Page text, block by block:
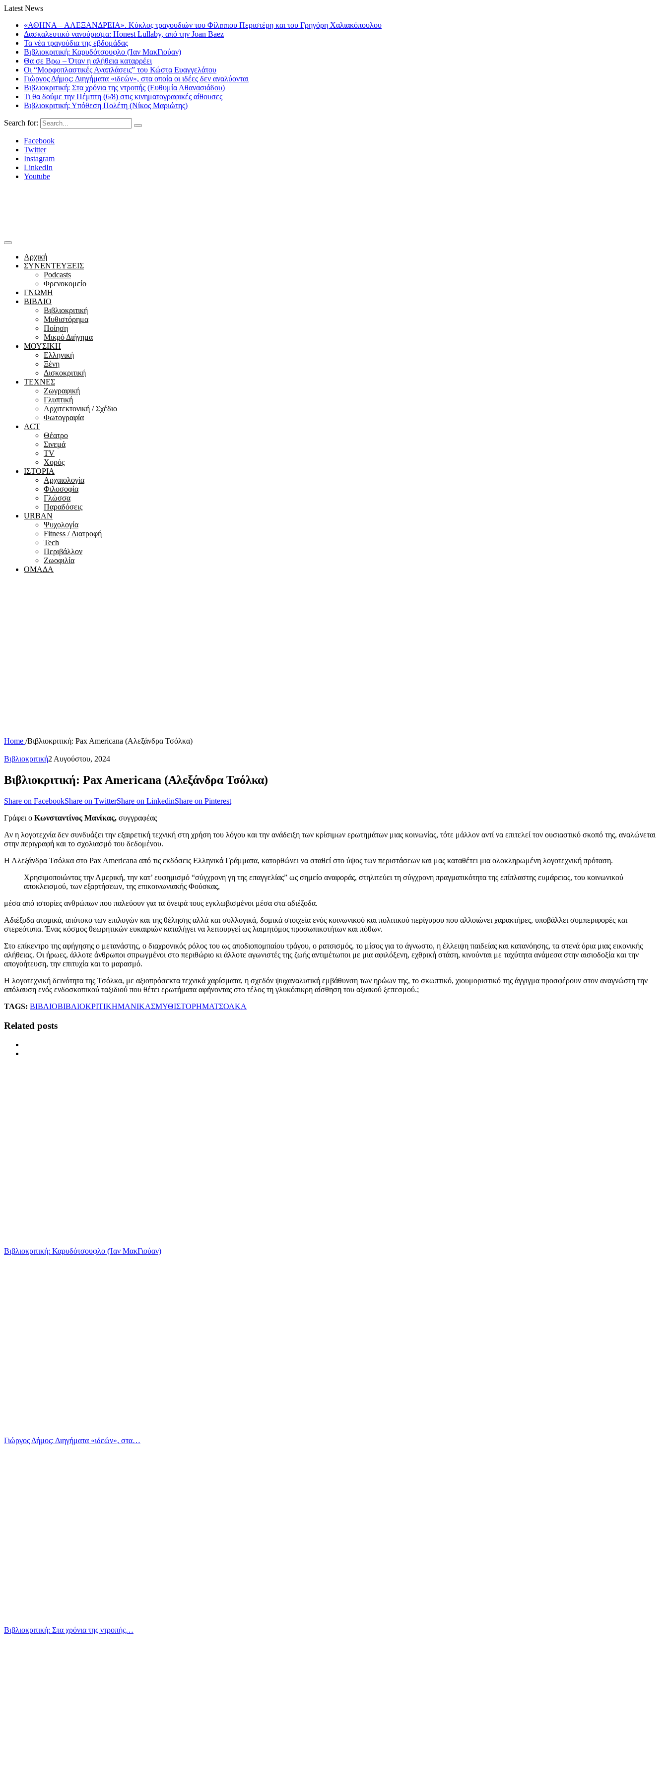
Latest News
«ΑΘΗΝΑ – ΑΛΕΞΑΝΔΡΕΙΑ». Κύκλος τραγουδιών του Φίλιππου Περιστέρη και του Γρηγόρη Χαλιακόπουλου
Δασκαλευτικό νανούρισμα: Honest Lullaby, από την Joan Baez
Τα νέα τραγούδια της εβδομάδας
Βιβλιοκριτική: Καρυδότσουφλο (Ίαν ΜακΓιούαν)
Θα σε Βρω – Όταν η αλήθεια καταρρέει
Οι “Μορφοπλαστικές Αναπλάσεις” του Κώστα Ευαγγελάτου
Γιώργος Δήμος: Διηγήματα «ιδεών», στα οποία οι ιδέες δεν αναλύονται
Βιβλιοκριτική: Στα χρόνια της ντροπής (Ευθυμία Αθανασιάδου)
Τι θα δούμε την Πέμπτη (6/8) στις κινηματογραφικές αίθουσες
Βιβλιοκριτική: Υπόθεση Πολέτη (Νίκος Μαριώτης)
Search for:
Facebook
Twitter
Instagram
LinkedIn
Youtube
Αρχική
ΣΥΝΕΝΤΕΥΞΕΙΣ
Podcasts
Φρενοκομείο
ΓΝΩΜΗ
ΒΙΒΛΙΟ
Βιβλιοκριτική
Μυθιστόρημα
Ποίηση
Μικρό Διήγημα
ΜΟΥΣΙΚΗ
Ελληνική
Ξένη
Δισκοκριτική
ΤΕΧΝΕΣ
Ζωγραφική
Γλυπτική
Αρχιτεκτονική / Σχέδιο
Φωτογραφία
ACT
Θέατρο
Σινεμά
ΤV
Χορός
ΙΣΤΟΡΙΑ
Αρχαιολογία
Φιλοσοφία
Γλώσσα
Παραδόσεις
URBAN
Ψυχολογία
Fitness / Διατροφή
Tech
Περιβάλλον
Ζωοφιλία
ΟΜΑΔΑ
Home /Βιβλιοκριτική: Pax Americana (Αλεξάνδρα Τσόλκα)
Βιβλιοκριτική2 Αυγούστου, 2024
Βιβλιοκριτική: Pax Americana (Αλεξάνδρα Τσόλκα)
Share on FacebookShare on TwitterShare on LinkedinShare on Pinterest
Γράφει ο Κωνσταντίνος Μανίκας, συγγραφέας
Αν η λογοτεχνία δεν συνδυάζει την εξαιρετική τεχνική στη χρήση του λόγου και την ανάδειξη των κρίσιμων ερωτημάτων μιας κοινωνίας, τότε μάλλον αντί να επιτελεί τον ουσιαστικό σκοπό της, αναλώνεται
στην περιγραφή και το σχολιασμό του δεδομένου.
Η Αλεξάνδρα Τσόλκα στο Pax Americana από τις εκδόσεις Ελληνικά Γράμματα, κατορθώνει να σταθεί στο ύψος των περιστάσεων και μας καταθέτει μια ολοκληρωμένη λογοτεχνική πρόταση.
Χρησιμοποιώντας την Αμερική, την κατ’ ευφημισμό “σύγχρονη γη της επαγγελίας” ως σημείο αναφοράς, στηλιτεύει τη σύγχρονη πραγματικότητα της επίπλαστης ευμάρειας, του κοινωνικού
αποκλεισμού, των εξαρτήσεων, της επικοινωνιακής Φούσκας,
μέσα από ιστορίες ανθρώπων που παλεύουν για τα όνειρά τους εγκλωβισμένοι μέσα στα αδιέξοδα.
Αδιέξοδα ατομικά, απότοκο των επιλογών και της θέλησης αλλά και συλλογικά, δομικά στοιχεία ενός κοινωνικού και πολιτικού περίγυρου που αλλοιώνει χαρακτήρες, υποβάλλει συμπεριφορές και
στερεότυπα. Ένας κόσμος θεωρητικών ευκαιριών καταλήγει να λειτουργεί ως λαιμητόμος προσωπικοτήτων και πόθων.
Στο επίκεντρο της αφήγησης ο μετανάστης, ο διαχρονικός ρόλος του ως αποδιοπομπαίου τράγου, ο ρατσισμός, το μίσος για το άγνωστο, η έλλειψη παιδείας και κατανόησης, τα στενά όρια μιας εικονικής
αλήθειας. Οι ήρωες, άλλοτε άνθρωποι σπρωγμένοι στο περιθώριο κι άλλοτε αγωνιστές της ζωής αντιμέτωποι με μια αφιλόξενη, εχθρική στάση, κινούνται με ταχύτητα ανάμεσα στην αισιοδοξία και την
απογοήτευση, την επιτυχία και το μαρασμό.
Η λογοτεχνική δεινότητα της Τσόλκα, με αξιοπρόσεκτα τεχνικά χαρίσματα, η σχεδόν ψυχαναλυτική εμβάθυνση των ηρώων της, το σκωπτικό, χιουμοριστικό της άγγιγμα προσφέρουν στον αναγνώστη την
απόλαυση ενός ενδοσκοπικού ταξιδιού που θέτει ερωτήματα αφήνοντας στο τέλος τη γλυκόπικρη αίσθηση του αξιακού ξεπεσμού.;
TAGS: ΒΙΒΛΙΟΒΙΒΛΙΟΚΡΙΤΙΚΗΜΑΝΙΚΑΣΜΥΘΙΣΤΟΡΗΜΑΤΣΟΛΚΑ
Related posts
Βιβλιοκριτική: Καρυδότσουφλο (Ίαν ΜακΓιούαν)
Γιώργος Δήμος: Διηγήματα «ιδεών», στα…
Βιβλιοκριτική: Στα χρόνια της ντροπής…